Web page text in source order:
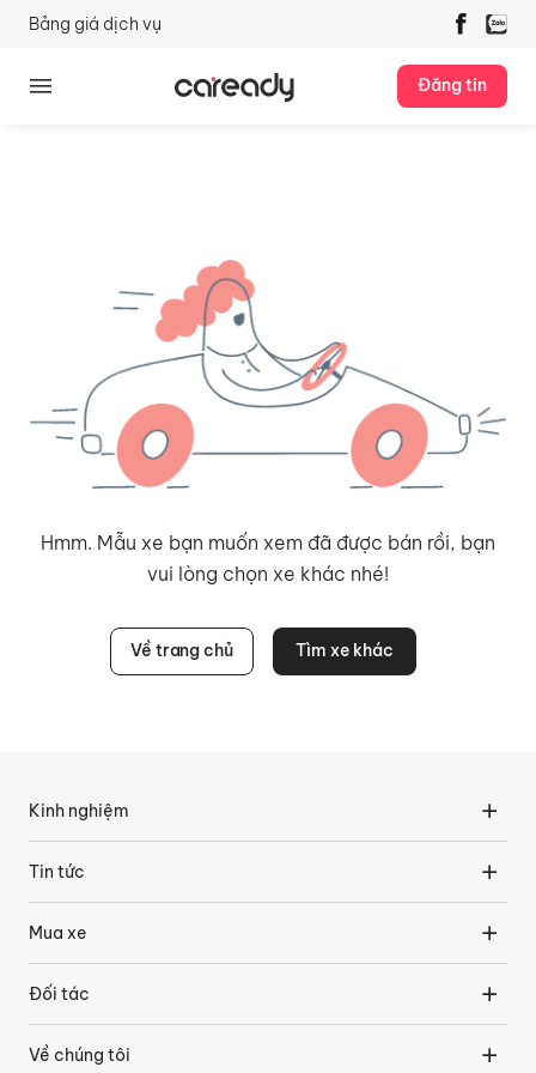
Bảng giá dịch vụ
Đăng tin
Hmm. Mẫu xe bạn muốn xem đã được bán rồi, bạn
vui lòng chọn xe khác nhé!
Về trang chủ Tìm xe khác
Kinh nghiệm
Tin tức
Mua xe
Đối tác
Về chúng tôi